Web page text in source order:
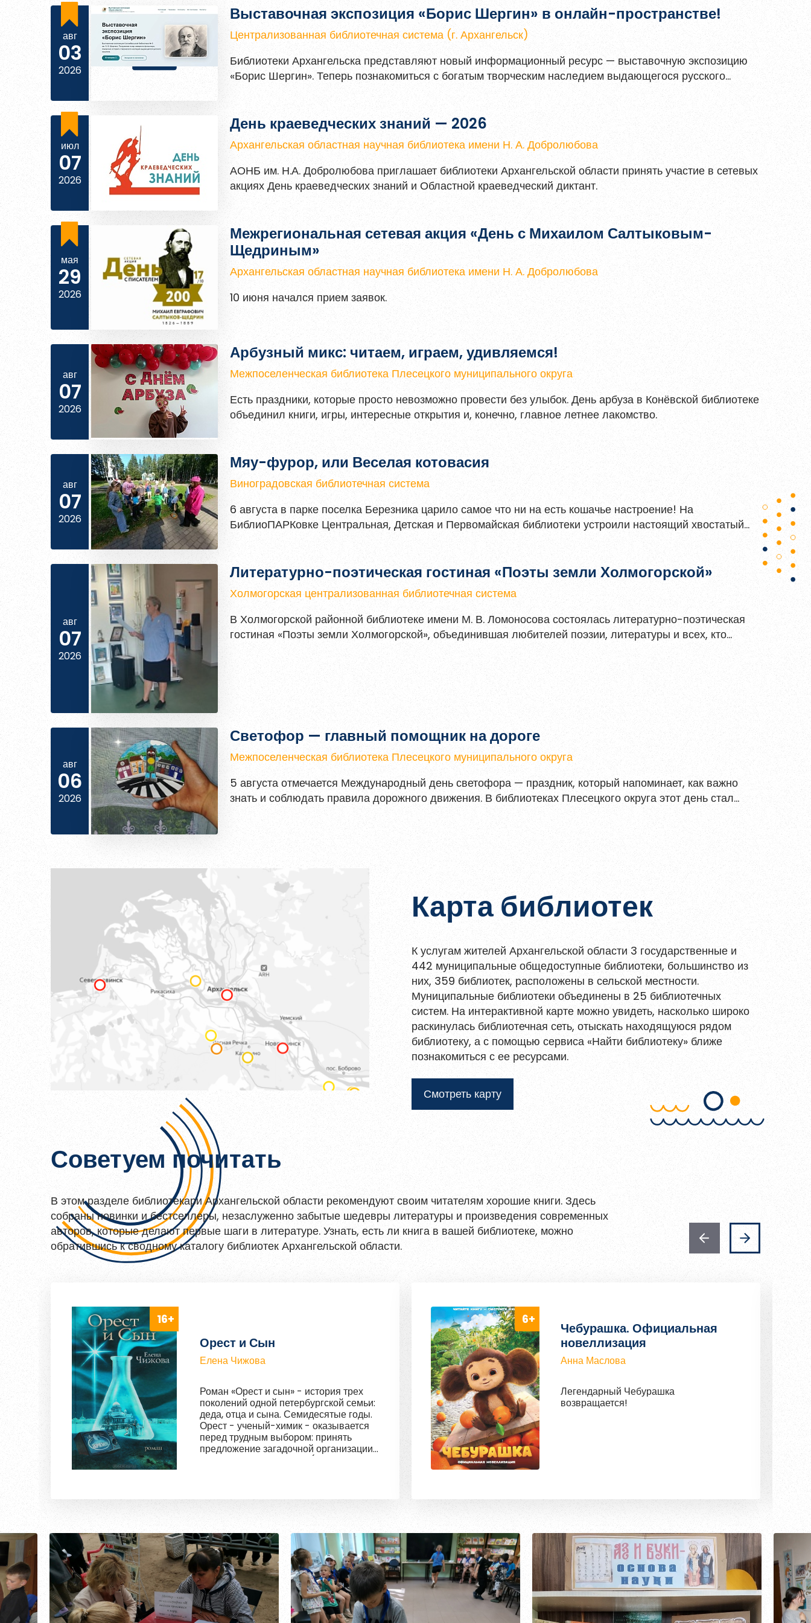
авг
03
2026
Выставочная экспозиция «Борис Шергин» в онлайн-пространстве!
Централизованная библиотечная система (г. Архангельск)
Библиотеки Архангельска представляют новый информационный ресурс — выставочную экспозицию
«Борис Шергин». Теперь познакомиться с богатым творческим наследием выдающегося русского
июл
07
2026
День краеведческих знаний — 2026
Архангельская областная научная библиотека имени Н. А. Добролюбова
АОНБ им. Н.А. Добролюбова приглашает библиотеки Архангельской области принять участие в сетевых
акциях День краеведческих знаний и Областной краеведческий диктант.
мая
29
2026
Межрегиональная сетевая акция «День с Михаилом Салтыковым-
Щедриным»
Архангельская областная научная библиотека имени Н. А. Добролюбова
10 июня начался прием заявок.
авг
07
2026
Арбузный микс: читаем, играем, удивляемся!
Межпоселенческая библиотека Плесецкого муниципального округа
Есть праздники, которые просто невозможно провести без улыбок. День арбуза в Конёвской библиотеке
объединил книги, игры, интересные открытия и, конечно, главное летнее лакомство.
авг
07
2026
Мяу-фурор, или Веселая котовасия
Виноградовская библиотечная система
6 августа в парке поселка Березника царило самое что ни на есть кошачье настроение! На
БиблиоПАРКовке Центральная, Детская и Первомайская библиотеки устроили настоящий хвостатый
авг
07
2026
Литературно-поэтическая гостиная «Поэты земли Холмогорской»
Холмогорская централизованная библиотечная система
В Холмогорской районной библиотеке имени М. В. Ломоносова состоялась литературно-поэтическая
гостиная «Поэты земли Холмогорской», объединившая любителей поэзии, литературы и всех, кто
авг
06
2026
Светофор — главный помощник на дороге
Межпоселенческая библиотека Плесецкого муниципального округа
5 августа отмечается Международный день светофора — праздник, который напоминает, как важно
знать и соблюдать правила дорожного движения. В библиотеках Плесецкого округа этот день стал
Карта библиотек
К услугам жителей Архангельской области 3 государственные и
442 муниципальные общедоступные библиотеки, большинство из
них, 359 библиотек, расположены в сельской местности.
Муниципальные библиотеки объединены в 25 библиотечных
систем. На интерактивной карте можно увидеть, насколько широко
раскинулась библиотечная сеть, отыскать находящуюся рядом
библиотеку, а с помощью сервиса «Найти библиотеку» ближе
познакомиться с ее ресурсами.
Смотреть карту
Советуем почитать
В этом разделе библиотекари Архангельской области рекомендуют своим читателям хорошие книги. Здесь
собраны новинки и бестселлеры, незаслуженно забытые шедевры литературы и произведения современных
авторов, которые делают первые шаги в литературе. Узнать, есть ли книга в вашей библиотеке, можно
обратившись к сводному каталогу библиотек Архангельской области.
Орест и Сын
Елена Чижова
Роман «Орест и сын» - история трех
поколений одной петербургской семьи:
деда, отца и сына. Семидесятые годы.
Орест - ученый-химик - оказывается
перед трудным выбором: принять
предложение загадочной организации
и продолжить дело отца (талантливого
Чебурашка. Официальная
новеллизация
Анна Маслова
Легендарный Чебурашка
возвращается!
Уже зарегистрированы?Войти